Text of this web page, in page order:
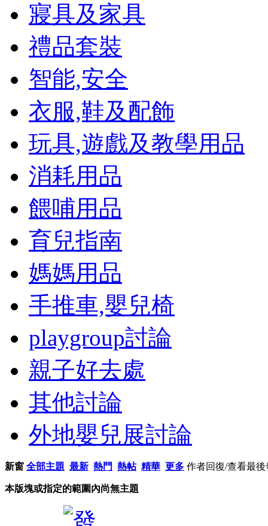
寢具及家具
禮品套裝
智能,安全
衣服,鞋及配飾
玩具,遊戲及教學用品
消耗用品
餵哺用品
育兒指南
媽媽用品
手推車,嬰兒椅
playgroup討論
親子好去處
其他討論
外地嬰兒展討論
新窗 全部主題 最新 熱門 熱帖 精華 更多 作者回復/查看最後
本版塊或指定的範圍內尚無主題